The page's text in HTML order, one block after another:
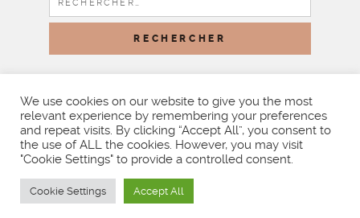
BY LITTLE THEME SHOP
We use cookies on our website to give you the most
relevant experience by remembering your preferences
and repeat visits. By clicking “Accept All”, you consent to
the use of ALL the cookies. However, you may visit
"Cookie Settings" to provide a controlled consent.
Cookie Settings Accept All